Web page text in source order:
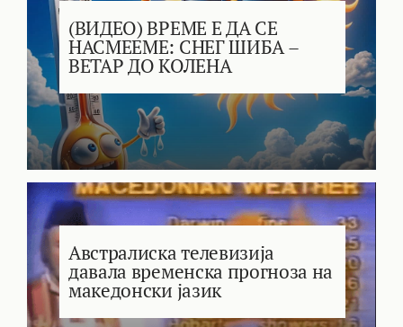
(ВИДЕО) ВРЕМЕ Е ДА СЕ
НАСМЕЕМЕ: СНЕГ ШИБА –
ВЕТАР ДО КОЛЕНА
Австралиска телевизија
давала временска прогноза на
македонски јазик